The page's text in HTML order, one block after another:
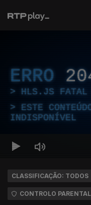
ERRO
HLS.JS FATAL
ESTE
INDISPONÍVEL
CLASSIFICAÇÃO: TODOS
CONTROLO